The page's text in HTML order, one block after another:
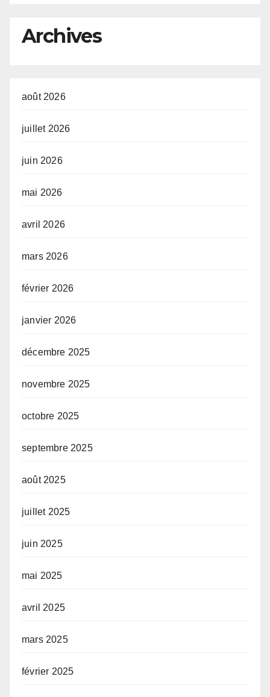
(AUDA-NEPAD)
Archives
août 2026
juillet 2026
juin 2026
mai 2026
avril 2026
mars 2026
février 2026
janvier 2026
décembre 2025
novembre 2025
octobre 2025
septembre 2025
août 2025
juillet 2025
juin 2025
mai 2025
avril 2025
mars 2025
février 2025